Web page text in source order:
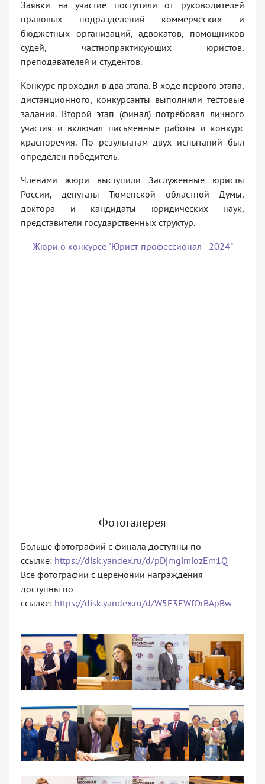
Заявки на участие поступили от руководителей
правовых подразделений коммерческих и
бюджетных организаций, адвокатов, помощников
судей, частнопрактикующих юристов,
преподавателей и студентов.
Конкурс проходил в два этапа. В ходе первого этапа,
дистанционного, конкурсанты выполнили тестовые
задания. Второй этап (финал) потребовал личного
участия и включал письменные работы и конкурс
красноречия. По результатам двух испытаний был
определен победитель.
Членами жюри выступили Заслуженные юристы
России, депутаты Тюменской областной Думы,
доктора и кандидаты юридических наук,
представители государственных структур.
Жюри о конкурсе "Юрист-профессионал - 2024"
Фотогалерея
Больше фотографий с финала доступны по
ссылке: https://disk.yandex.ru/d/pDjmgimiozEm1Q
Все фотографии с церемонии награждения
доступны по
ссылке: https://disk.yandex.ru/d/W5E3EWfOrBApBw